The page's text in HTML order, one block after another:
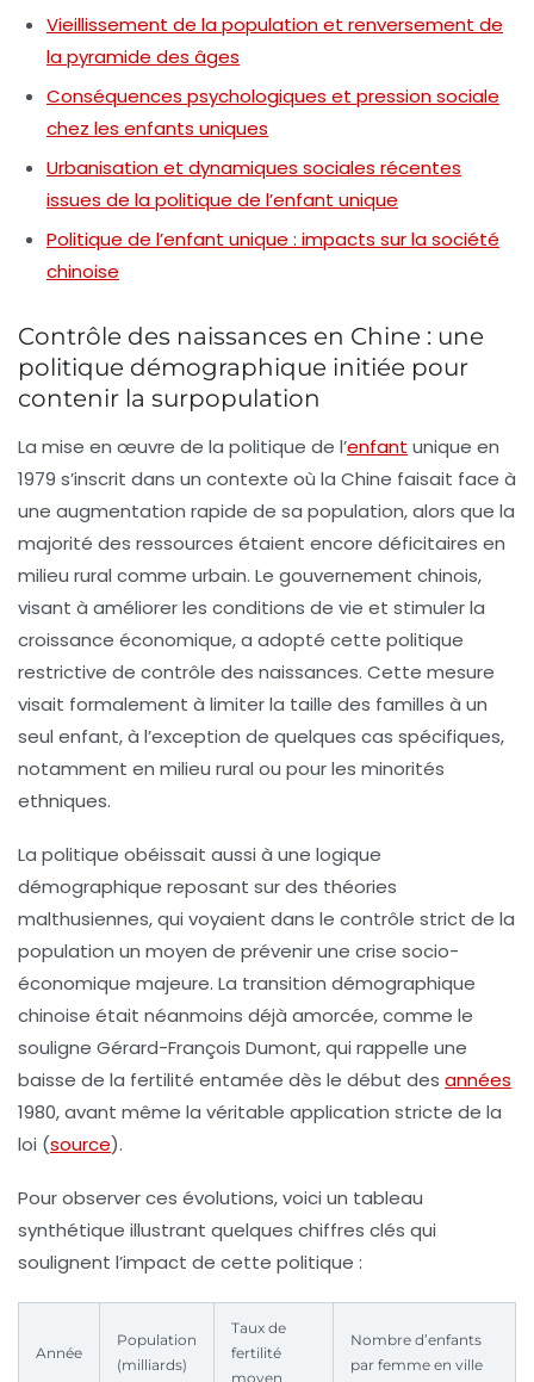
Vieillissement de la population et renversement de
la pyramide des âges
Conséquences psychologiques et pression sociale
chez les enfants uniques
Urbanisation et dynamiques sociales récentes
issues de la politique de l’enfant unique
Politique de l’enfant unique : impacts sur la société
chinoise
Contrôle des naissances en Chine : une
politique démographique initiée pour
contenir la surpopulation
La mise en œuvre de la politique de l’enfant unique en
1979 s’inscrit dans un contexte où la Chine faisait face à
une augmentation rapide de sa population, alors que la
majorité des ressources étaient encore déficitaires en
milieu rural comme urbain. Le gouvernement chinois,
visant à améliorer les conditions de vie et stimuler la
croissance économique, a adopté cette politique
restrictive de contrôle des naissances. Cette mesure
visait formalement à limiter la taille des familles à un
seul enfant, à l’exception de quelques cas spécifiques,
notamment en milieu rural ou pour les minorités
ethniques.
La politique obéissait aussi à une logique
démographique reposant sur des théories
malthusiennes, qui voyaient dans le contrôle strict de la
population un moyen de prévenir une crise socio-
économique majeure. La transition démographique
chinoise était néanmoins déjà amorcée, comme le
souligne Gérard-François Dumont, qui rappelle une
baisse de la fertilité entamée dès le début des années
1980, avant même la véritable application stricte de la
loi (source).
Pour observer ces évolutions, voici un tableau
synthétique illustrant quelques chiffres clés qui
soulignent l’impact de cette politique :
Année
Population
(milliards)
Taux de
fertilité
moyen
Nombre d’enfants
par femme en ville